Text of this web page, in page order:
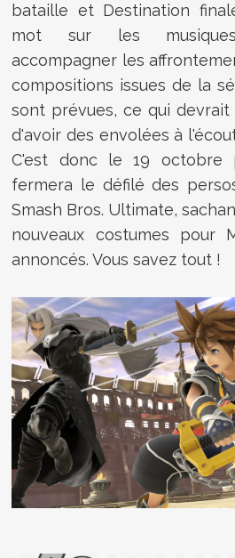
bataille et Destination
mot sur les
accompagner les
compositions issues de la
sont prévues, ce qui
d'avoir des envolées à
C'est donc le 19 octobre
fermera le défilé des
Smash Bros. Ultimate,
nouveaux costumes pour
annoncés. Vous savez tout !